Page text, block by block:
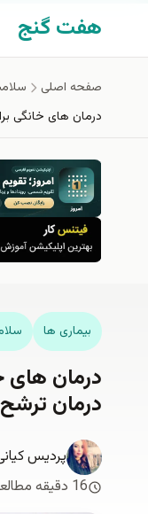
رفتن به محتوای اصلی
هفت گنج
صفحه اصلی
درمان های خانگی
بیماری ها
درمان های
درمان
پردیس
16 دقیقه مطالعه